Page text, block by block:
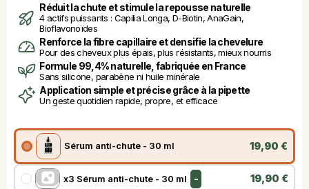
Réduit la chute et stimule la repousse naturelle
4 actifs puissants : Capilia Longa, D-Biotin, AnaGain,
Bioflavonoïdes
Renforce la fibre capillaire et densifie la chevelure
Pour des cheveux plus épais, plus résistants, mieux nourris
Formule 99,4% naturelle, fabriquée en France
Sans silicone, parabène ni huile minérale
Application simple et précise grâce à la pipette
Un geste quotidien rapide, propre, et efficace
Sérum anti-chute - 30 ml 19,90 €
x3 Sérum anti-chute - 30 ml - 19,90 €